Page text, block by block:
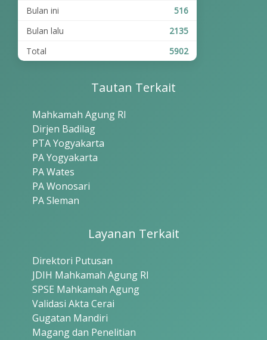
Bulan ini
516
Bulan lalu
2135
Total
5902
Tautan Terkait
Mahkamah Agung RI
Dirjen Badilag
PTA Yogyakarta
PA Yogyakarta
PA Wates
PA Wonosari
PA Sleman
Layanan Terkait
Direktori Putusan
JDIH Mahkamah Agung RI
SPSE Mahkamah Agung
Validasi Akta Cerai
Gugatan Mandiri
Magang dan Penelitian